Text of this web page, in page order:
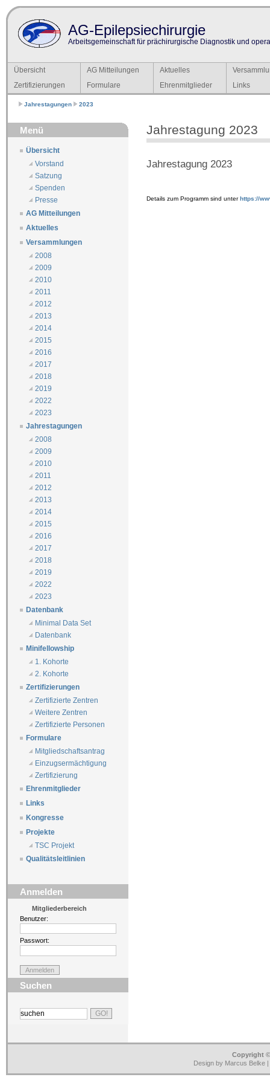
AG-Epilepsiechirurgie
Arbeitsgemeinschaft für prächirurgische Diagnostik und
Übersicht AG Mitteilungen Aktuelles
Zertifizierungen
Formulare Ehrenmitglieder Links
Jahrestagungen 2023
Menü
Übersicht
Vorstand
Satzung
Spenden
Presse
AG Mitteilungen
Aktuelles
Versammlungen
2008
2009
2010
2011
2012
2013
2014
2015
2016
2017
2018
2019
2022
2023
Jahrestagungen
2008
2009
2010
2011
2012
2013
2014
2015
2016
2017
2018
2019
2022
2023
Datenbank
Minimal Data Set
Datenbank
Minifellowship
1. Kohorte
2. Kohorte
Zertifizierungen
Zertifizierte Zentren
Weitere Zentren
Zertifizierte Personen
Formulare
Mitgliedschaftsantrag
Einzugsermächtigung
Zertifizierung
Ehrenmitglieder
Links
Kongresse
Projekte
TSC Projekt
Qualitätsleitlinien
Anmelden
Mitgliederbereich
Benutzer:
Passwort:
Suchen
Jahrestagung 2023
Jahrestagung 2023
Details zum Programm sind unterhttps://
Copyright
Design by Marcus Belke